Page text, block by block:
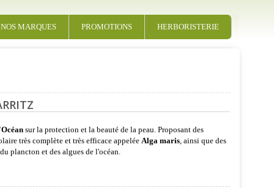
NOS MARQUES PROMOTIONS HERBORISTERIE
sur la protection et la beauté de la peau. Proposant des
très complète et très efficace appelée Alga maris, ainsi que des
plancton et des algues de l'océan.